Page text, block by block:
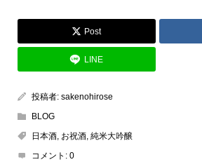
Post
LINE
投稿者: sakenohirose
BLOG
日本酒, お祝酒, 純米大吟醸
コメント: 0